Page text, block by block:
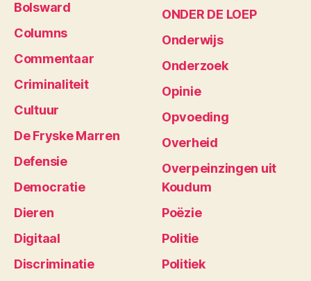
Bolsward
Columns
Commentaar
Criminaliteit
Cultuur
De Fryske Marren
Defensie
Democratie
Dieren
Digitaal
Discriminatie
ONDER DE LOEP
Onderwijs
Onderzoek
Opinie
Opvoeding
Overheid
Overpeinzingen uit
Koudum
Poëzie
Politie
Politiek